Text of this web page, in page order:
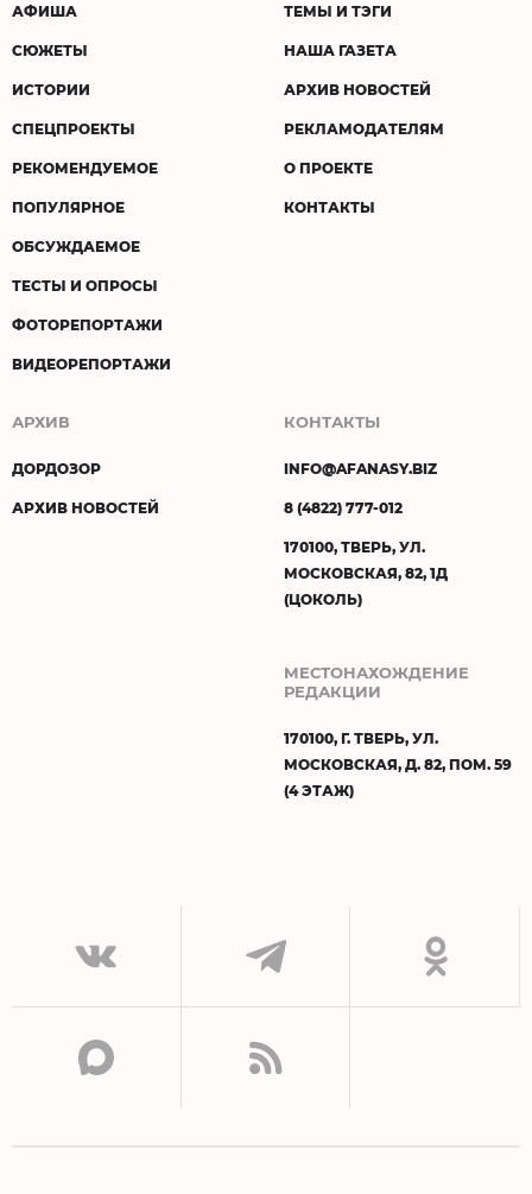
АФИША
СЮЖЕТЫ
ИСТОРИИ
СПЕЦПРОЕКТЫ
РЕКОМЕНДУЕМОЕ
ПОПУЛЯРНОЕ
ОБСУЖДАЕМОЕ
ТЕСТЫ И ОПРОСЫ
ФОТОРЕПОРТАЖИ
ВИДЕОРЕПОРТАЖИ
ТЕМЫ И ТЭГИ
НАША ГАЗЕТА
АРХИВ НОВОСТЕЙ
РЕКЛАМОДАТЕЛЯМ
О ПРОЕКТЕ
КОНТАКТЫ
АРХИВ
ДОРДОЗОР
АРХИВ НОВОСТЕЙ
КОНТАКТЫ
INFO@AFANASY.BIZ
8 (4822) 777-012
170100, ТВЕРЬ, УЛ.
МОСКОВСКАЯ, 82, 1Д
(ЦОКОЛЬ)
МЕСТОНАХОЖДЕНИЕ
РЕДАКЦИИ
170100, Г. ТВЕРЬ, УЛ.
МОСКОВСКАЯ, Д. 82, ПОМ. 59
(4 ЭТАЖ)